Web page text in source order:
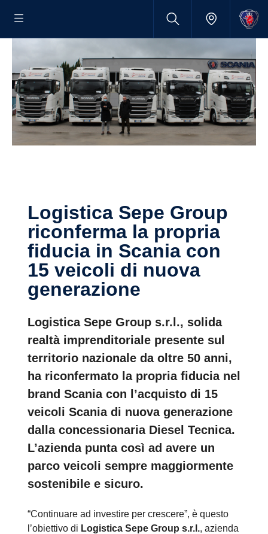
Logistica Sepe Group
riconferma la propria
fiducia in Scania con
15 veicoli di nuova
generazione
Logistica Sepe Group s.r.l., solida
realtà imprenditoriale presente sul
territorio nazionale da oltre 50 anni,
ha riconfermato la propria fiducia nel
brand Scania con l’acquisto di 15
veicoli Scania di nuova generazione
dalla concessionaria Diesel Tecnica.
L’azienda punta così ad avere un
parco veicoli sempre maggiormente
sostenibile e sicuro.
“Continuare ad investire per crescere”, è questo
l’obiettivo di Logistica Sepe Group s.r.l., azienda